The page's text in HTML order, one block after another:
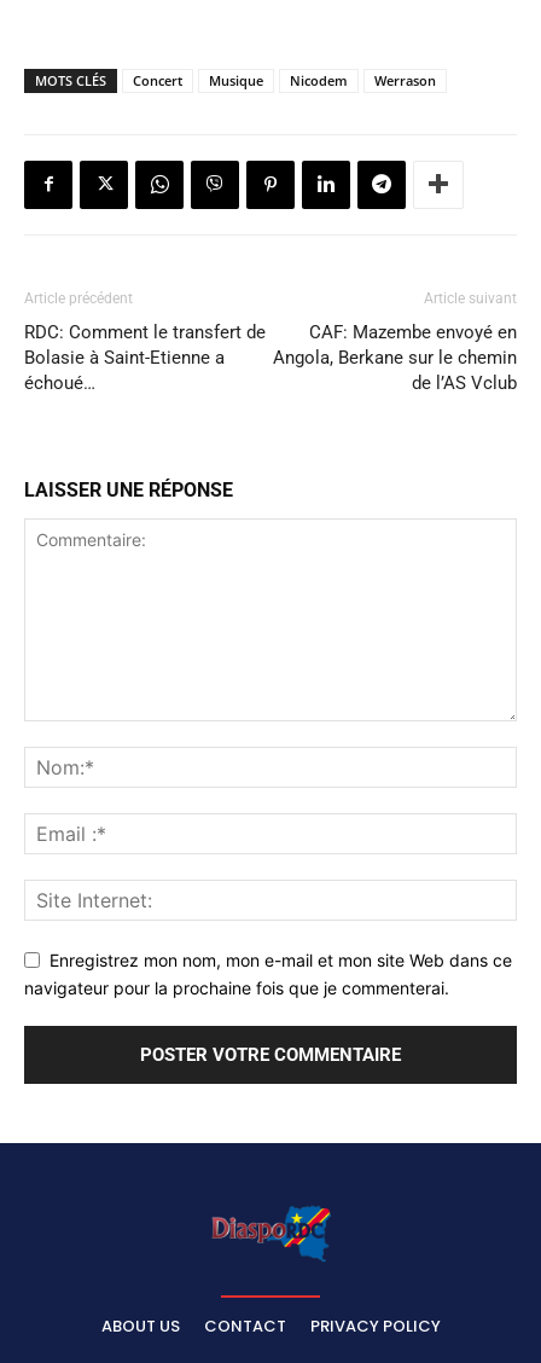
MOTS CLÉS Concert Musique Nicodem Werrason
Article précédent
RDC: Comment le transfert de
Bolasie à Saint-Etienne a
échoué…
Article suivant
CAF: Mazembe envoyé en
Angola, Berkane sur le chemin
de l’AS Vclub
LAISSER UNE RÉPONSE
Enregistrez mon nom, mon e-mail et mon site Web dans ce
navigateur pour la prochaine fois que je commenterai.
ABOUT US CONTACT PRIVACY POLICY